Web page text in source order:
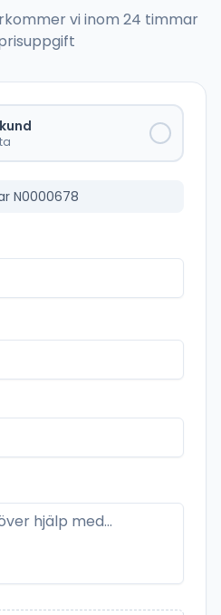
vi inom 24 timmar
N0000678